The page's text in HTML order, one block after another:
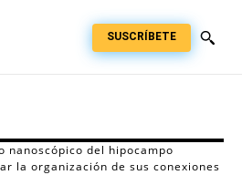
SUSCRÍBETE
nanoscópico del hipocampo
la organización de sus conexiones